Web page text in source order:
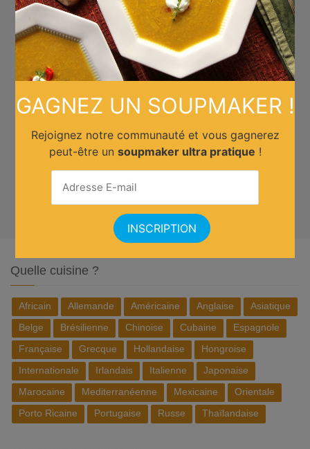
Quelle cuisine ?
Africain Allemande Américaine Anglaise
Asiatique
Belge
Brésilienne Chinoise Cubaine
Espagnole
Française
Grecque Hollandaise
Hongroise
Internationale
Irlandais Italienne
Japonaise
Marocaine
Mediterranéenne Mexicaine
Orientale
Porto Ricaine
Portugaise Russe Thaïlandaise
GAGNEZ UN SOUPMAKER !
Rejoignez notre communauté et vous gagnerez
peut-être un soupmaker ultra pratique !